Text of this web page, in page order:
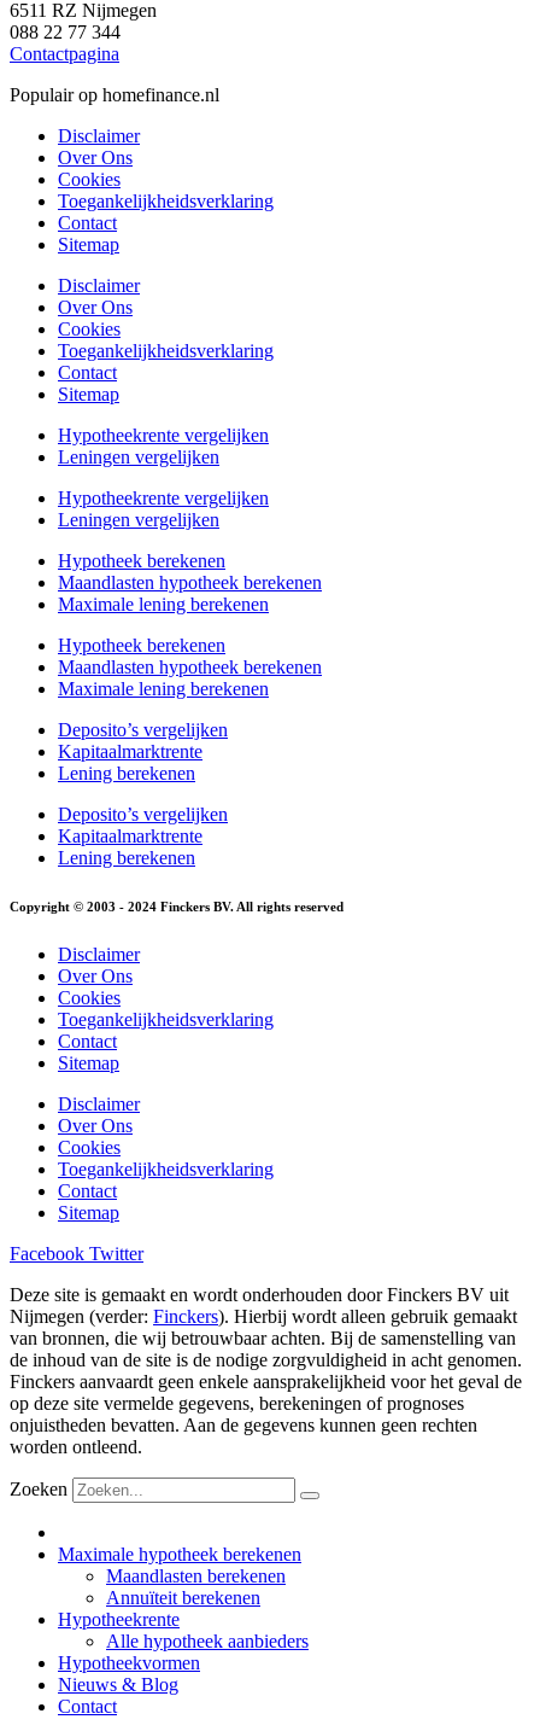
6511 RZ Nijmegen
088 22 77 344
Contactpagina
Populair op homefinance.nl
Disclaimer
Over Ons
Cookies
Toegankelijkheidsverklaring
Contact
Sitemap
Disclaimer
Over Ons
Cookies
Toegankelijkheidsverklaring
Contact
Sitemap
Hypotheekrente vergelijken
Leningen vergelijken
Hypotheekrente vergelijken
Leningen vergelijken
Hypotheek berekenen
Maandlasten hypotheek berekenen
Maximale lening berekenen
Hypotheek berekenen
Maandlasten hypotheek berekenen
Maximale lening berekenen
Deposito’s vergelijken
Kapitaalmarktrente
Lening berekenen
Deposito’s vergelijken
Kapitaalmarktrente
Lening berekenen
Copyright © 2003 - 2024 Finckers BV. All rights reserved
Disclaimer
Over Ons
Cookies
Toegankelijkheidsverklaring
Contact
Sitemap
Disclaimer
Over Ons
Cookies
Toegankelijkheidsverklaring
Contact
Sitemap
Facebook Twitter
Deze site is gemaakt en wordt onderhouden door Finckers BV uit
Nijmegen (verder: Finckers). Hierbij wordt alleen gebruik gemaakt
van bronnen, die wij betrouwbaar achten. Bij de samenstelling van
de inhoud van de site is de nodige zorgvuldigheid in acht genomen.
Finckers aanvaardt geen enkele aansprakelijkheid voor het geval de
op deze site vermelde gegevens, berekeningen of prognoses
onjuistheden bevatten. Aan de gegevens kunnen geen rechten
worden ontleend.
Zoeken
Maximale hypotheek berekenen
Maandlasten berekenen
Annuïteit berekenen
Hypotheekrente
Alle hypotheek aanbieders
Hypotheekvormen
Nieuws & Blog
Contact